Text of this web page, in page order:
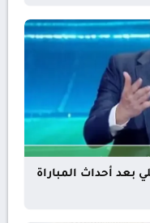
بعد أحداث المباراة